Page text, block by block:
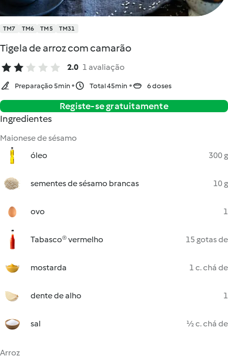
TM7 TM6 TM5 TM31
Tigela de arroz com camarão
2.0 1 avaliação
Preparação 5min Total 45min 6 doses
Registe-se gratuitamente
Ingredientes
Maionese de sésamo
óleo
300 g
sementes de sésamo brancas 10 g
ovo 1
Tabasco® vermelho 15 gotas de
mostarda 1 c. chá de
dente de alho 1
sal ½ c. chá de
Arroz